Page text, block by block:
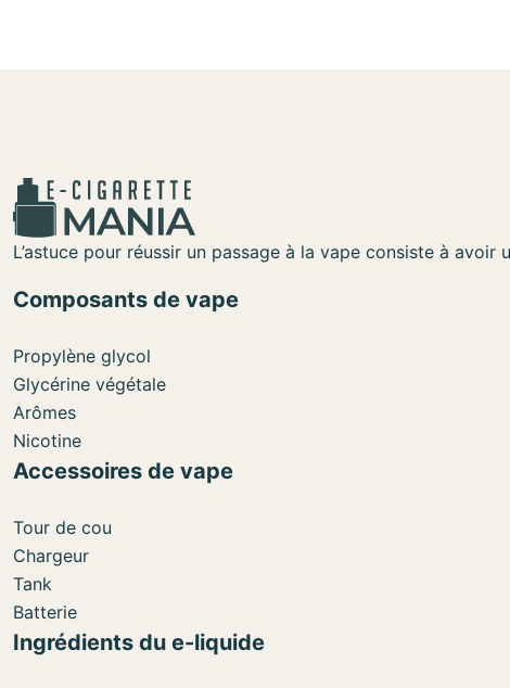
L’astuce pour réussir un passage à la vape consiste à
Composants de vape
Propylène glycol
Glycérine végétale
Arômes
Nicotine
Accessoires de vape
Tour de cou
Chargeur
Tank
Batterie
Ingrédients du e-liquide